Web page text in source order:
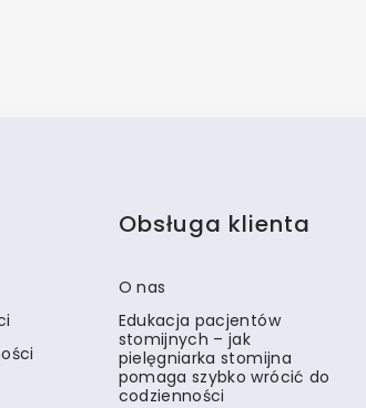
Obsługa klienta
O nas
Edukacja pacjentów
stomijnych – jak
pielęgniarka stomijna
pomaga szybko wrócić do
codzienności